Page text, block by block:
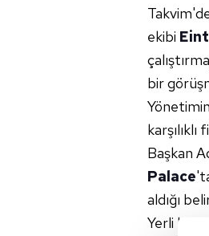
ekibi
bir
Başkan
Palace
aldığı
Yerli